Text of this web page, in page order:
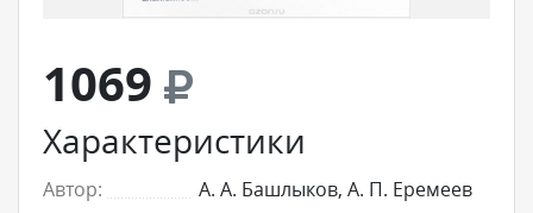
1069
Характеристики
Автор:
А. А. Башлыков, А. П. Еремеев